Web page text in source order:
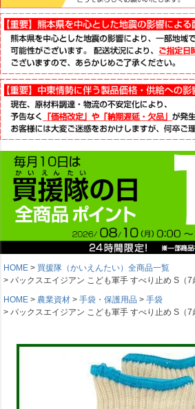
HOME
買援隊（かいえんたい）全商品一覧
パックスエイジアン こども軍手 すべり止め S（
HOME
農業資材 手袋・保護用品
手袋
パックスエイジアン こども軍手 すべり止め S（